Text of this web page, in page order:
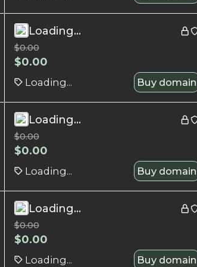
Loading...
$0.00
$0.00
Loading... Buy domain
Loading...
$0.00
$0.00
Loading... Buy domain
Loading...
$0.00
$0.00
Loading... Buy domain